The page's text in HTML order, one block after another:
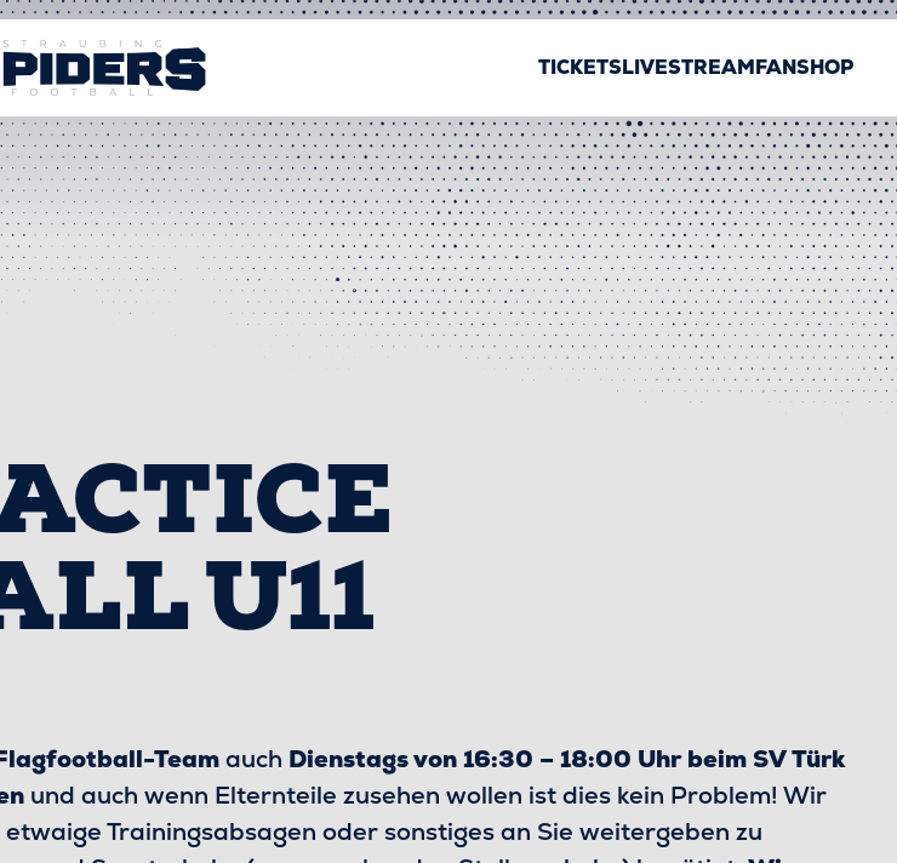
TICKETSLIVESTREAMFANSHOP
U11
Teamauch Dienstags von 16:30 – 18:00 Uhr beim SV Türk
und auch wenn Elternteile zusehen wollen ist dies kein Problem! Wir
Trainingsabsagen oder sonstiges an Sie weitergeben zu